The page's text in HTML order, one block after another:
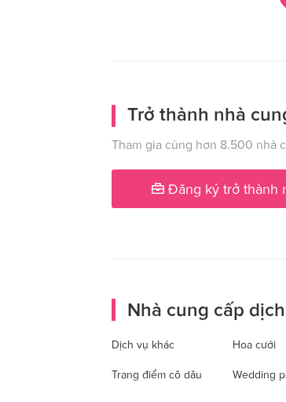
Trở thành nhà
Tham gia cùng hơn 8.500 nhà
Đăng ký trở thành
Nhà cung cấp
Dịch vụ khác Hoa cưới
Trang điểm cô dâu Wedding